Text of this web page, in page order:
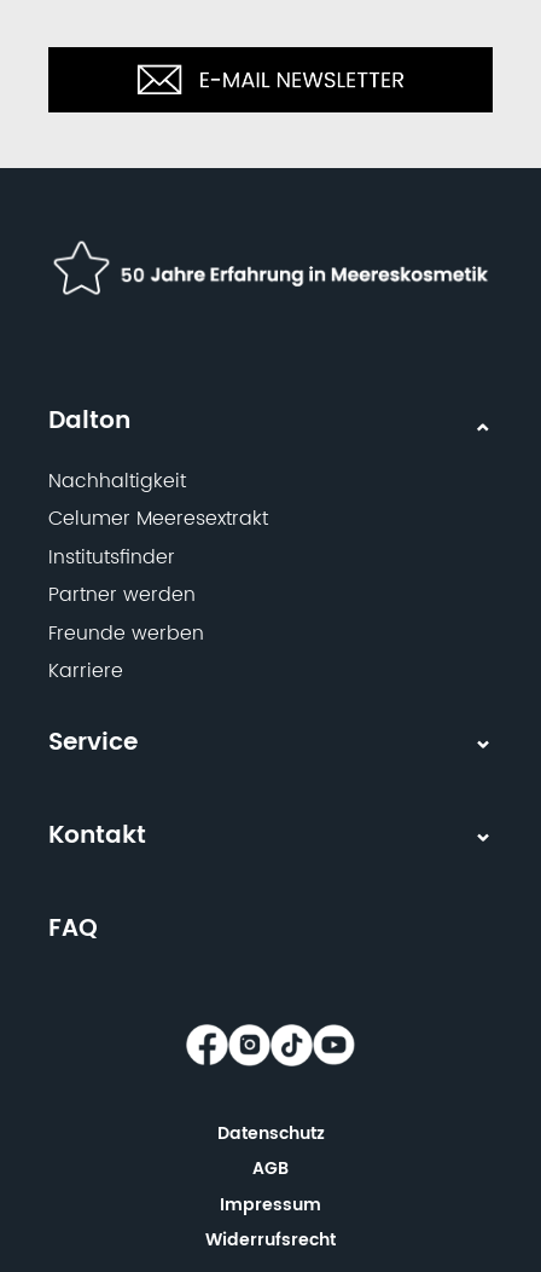
Dalton
Nachhaltigkeit
Celumer Meeresextrakt
Institutsfinder
Partner werden
Freunde werben
Karriere
Service
Kontakt
FAQ
Datenschutz
AGB
Impressum
Widerrufsrecht